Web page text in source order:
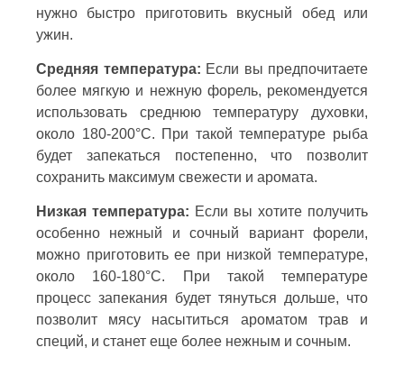
нужно быстро приготовить вкусный обед или
ужин.
Средняя температура: Если вы предпочитаете
более мягкую и нежную форель, рекомендуется
использовать среднюю температуру духовки,
около 180-200°C. При такой температуре рыба
будет запекаться постепенно, что позволит
сохранить максимум свежести и аромата.
Низкая температура: Если вы хотите получить
особенно нежный и сочный вариант форели,
можно приготовить ее при низкой температуре,
около 160-180°C. При такой температуре
процесс запекания будет тянуться дольше, что
позволит мясу насытиться ароматом трав и
специй, и станет еще более нежным и сочным.